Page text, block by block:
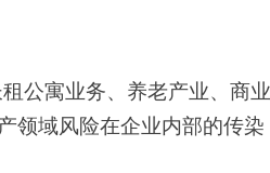
公寓业务、养老产业、商
领域风险在企业内部的传染